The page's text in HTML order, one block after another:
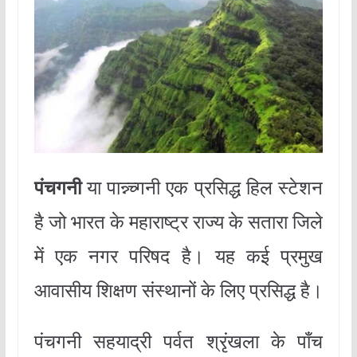
पंचगनीया पान्न्च्गनी एक प्रसिद्ध हिल स्टेशन
है जो भारत के महाराष्ट्र राज्य के सतारा जिले
में एक नगर परिषद है। यह कई प्रमुख
आवासीय शिक्षण संस्थानों के लिए प्रसिद्ध है।
पंचगनी सहयाद्री पर्वत श्रृंखला के पाँच